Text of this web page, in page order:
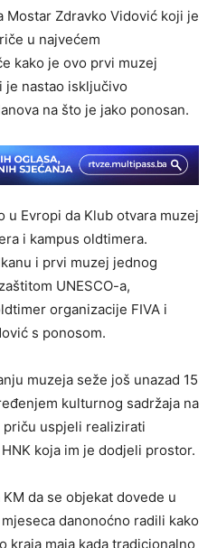
Zdravko Vidović koji je
u najvećem
kako je ovo prvi muzej
je nastao isključivo
na što je jako ponosan.
u Evropi da Klub otvara muzej
i kampus oldtimera.
i prvi muzej jednog
UNESCO-a,
organizacije FIVA i
s ponosom.
muzeja seže još unazad 15
kulturnog sadržaja na
priču uspjeli realizirati
koja im je dodjeli prostor.
da se objekat dovede u
danonoćno radili kako
kraja maja kada tradicionalno